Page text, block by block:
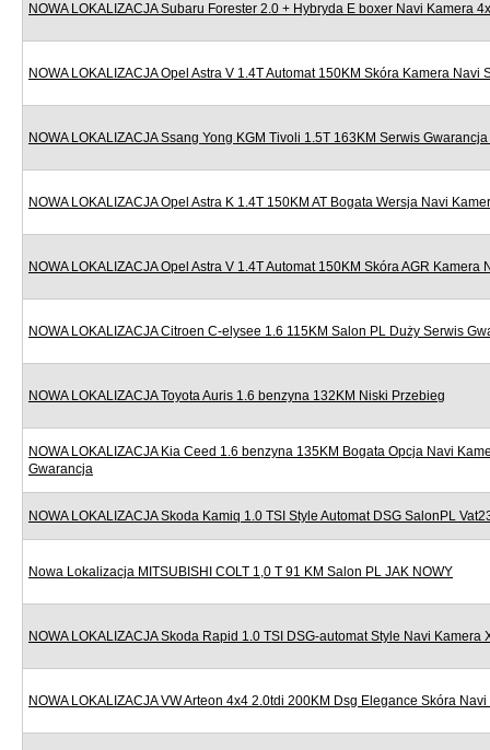
NOWA LOKALIZACJA Subaru Forester 2.0 + Hybryda E boxer Navi Kamera
NOWA LOKALIZACJA Opel Astra V 1.4T Automat 150KM Skóra Kamera Navi
NOWA LOKALIZACJA Ssang Yong KGM Tivoli 1.5T 163KM Serwis
NOWA LOKALIZACJA Opel Astra K 1.4T 150KM AT Bogata Wersja Navi
NOWA LOKALIZACJA Opel Astra V 1.4T Automat 150KM Skóra AGR Kamera
NOWA LOKALIZACJA Citroen C-elysee 1.6 115KM Salon PL Duży Serwis
NOWA LOKALIZACJA Toyota Auris 1.6 benzyna 132KM Niski Przebieg
NOWA LOKALIZACJA Kia Ceed 1.6 benzyna 135KM Bogata Opcja Navi
Gwarancja
NOWA LOKALIZACJA Skoda Kamiq 1.0 TSI Style Automat DSG SalonPL
Nowa Lokalizacja MITSUBISHI COLT 1,0 T 91 KM Salon PL JAK NOWY
NOWA LOKALIZACJA Skoda Rapid 1.0 TSI DSG-automat Style Navi Kamera
NOWA LOKALIZACJA VW Arteon 4x4 2.0tdi 200KM Dsg Elegance Skóra